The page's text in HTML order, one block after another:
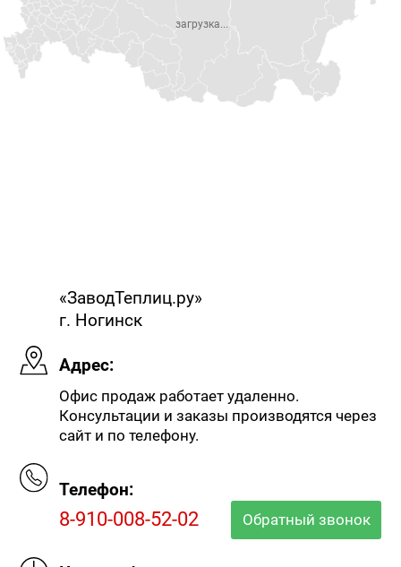
«ЗаводТеплиц.ру»
г. Ногинск
Адрес:
Офис продаж работает удаленно.
Консультации и заказы производятся через
сайт и по телефону.
Телефон:
8-910-008-52-02 Обратный звонок
загрузка...